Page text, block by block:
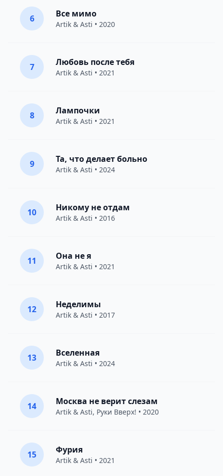
6 Все мимо
Artik & Asti • 2020
7 Любовь после тебя
Artik & Asti • 2021
8 Лампочки
Artik & Asti • 2021
9 Та, что делает больно
Artik & Asti • 2024
10 Никому не отдам
Artik & Asti • 2016
11 Она не я
Artik & Asti • 2021
12 Неделимы
Artik & Asti • 2017
13 Вселенная
Artik & Asti • 2024
14 Москва не верит слезам
Artik & Asti, Руки Вверх! • 2020
15 Фурия
Artik & Asti • 2021